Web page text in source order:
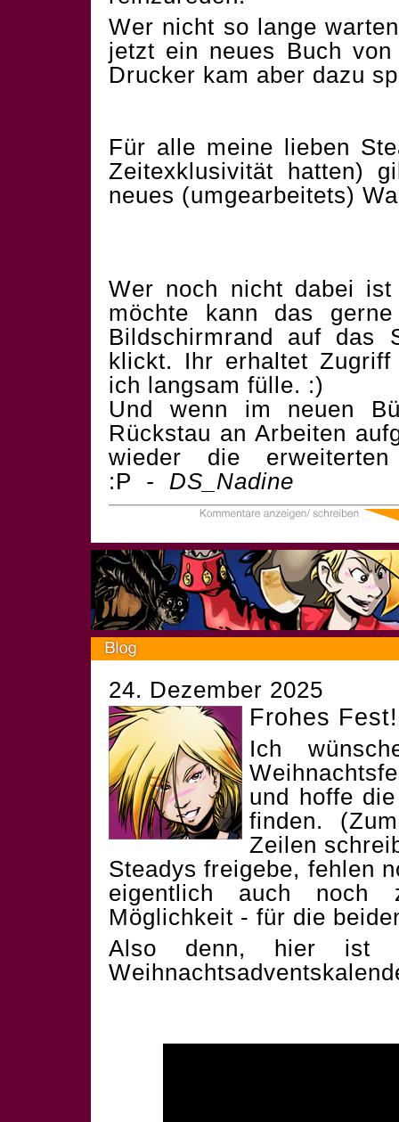
Wer nicht so lange
jetzt ein neues Buch
Drucker kam aber dazu
Für alle meine lieben
Zeitexklusivität hatten)
neues (umgearbeitets)
Wer noch nicht dabei
möchte kann das
Bildschirmrand auf das
klickt. Ihr erhaltet
ich langsam fülle. :)
Und wenn im neuen
Rückstau an Arbeiten
wieder die
:P - DS_Nadine
24. Dezember 2025
Frohes Fest!
Ich
und hoffe
finden.
Zeilen
Steadys freigebe, fehlen
eigentlich auch noch
Möglichkeit - für die
Also denn, hier ist